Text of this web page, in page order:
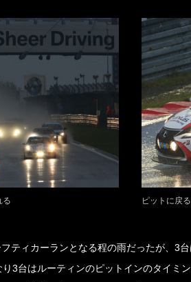
る ピットに戻
ティカーランとなる程の雨だったが、3
3台はルーティンのピットインのタイミ